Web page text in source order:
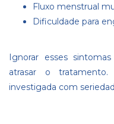
Fluxo menstrual
Dificuldade para
Ignorar esses
atrasar o
investigada com